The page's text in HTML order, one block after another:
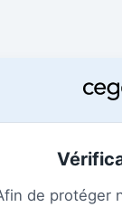
de protéger